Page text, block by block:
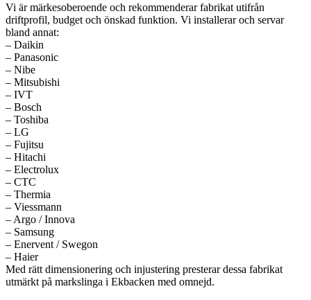
Vi är märkesoberoende och rekommenderar fabrikat utifrån
driftprofil, budget och önskad funktion. Vi installerar och servar
bland annat:
– Daikin
– Panasonic
– Nibe
– Mitsubishi
– IVT
– Bosch
– Toshiba
– LG
– Fujitsu
– Hitachi
– Electrolux
– CTC
– Thermia
– Viessmann
– Argo / Innova
– Samsung
– Enervent / Swegon
– Haier
Med rätt dimensionering och injustering presterar dessa fabrikat
utmärkt på markslinga i Ekbacken med omnejd.